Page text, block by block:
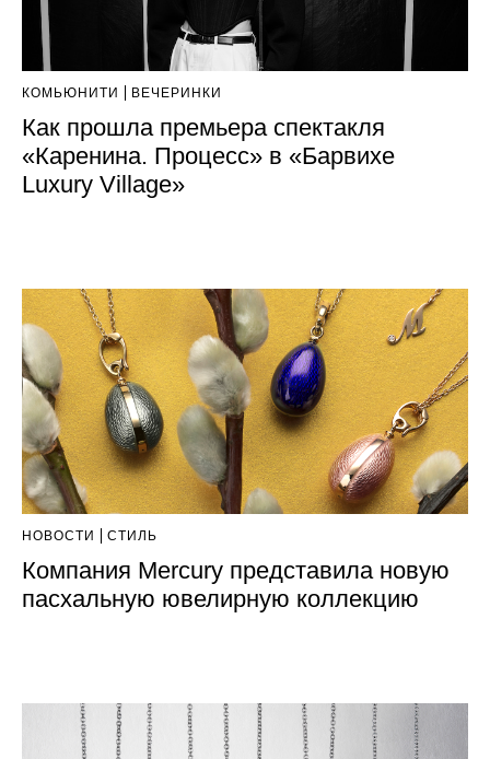
КОМЬЮНИТИ ВЕЧЕРИНКИ
Как прошла премьера спектакля
«Каренина. Процесс» в «Барвихе
Luxury Village»
НОВОСТИ СТИЛЬ
Компания Mercury представила новую
пасхальную ювелирную коллекцию